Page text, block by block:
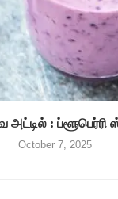
அட்டில் : ப்ளூபெர்ரி
October 7, 2025